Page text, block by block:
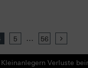
5 ... 56
Verluste